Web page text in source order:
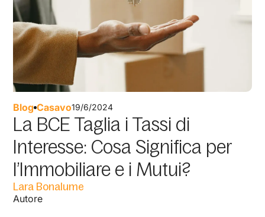
Blog Casavo19/6/2024
La BCE Taglia i Tassi di
Interesse: Cosa Significa per
l’Immobiliare e i Mutui?
Lara Bonalume
Autore